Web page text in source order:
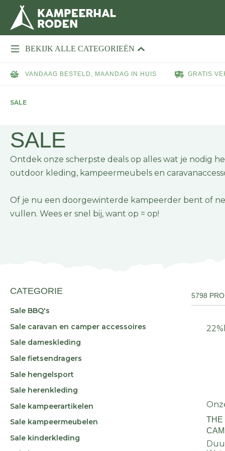
BEKIJK ALLE CATEGORIEËN
VANDAAG BESTELD, MAANDAG IN HUIS GRATIS
SALE
SALE
Ontdek onze scherpste deals op alles wat je nodig
outdoor kleding, kampeermeubels en
Of je nu een doorgewinterde kampeerder bent of
vullen. Wees er snel bij, want op = op!
CATEGORIE
Sale BBQ's
Sale caravan en camper accessoires
Sale dameskleding
Sale fietsendragers
Sale hengelsport
Sale herenkleding
Sale kampeerartikelen
Sale kampeermeubelen
Sale kinderkleding
5798
22%
THE